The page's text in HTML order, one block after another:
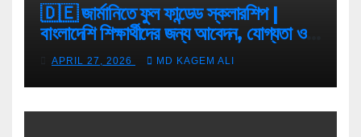
🇩🇪 জার্মানিতে ফুল ফান্ডেড স্কলারশিপ |
বাংলাদেশি শিক্ষার্থীদের জন্য আবেদন, যোগ্যতা ও
টিপস
APRIL 27, 2026 MD KAGEM ALI